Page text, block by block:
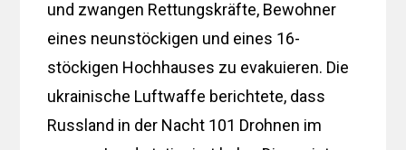
und zwangen Rettungskräfte, Bewohner
eines neunstöckigen und eines 16-
stöckigen Hochhauses zu evakuieren. Die
ukrainische Luftwaffe berichtete, dass
Russland in der Nacht 101 Drohnen im